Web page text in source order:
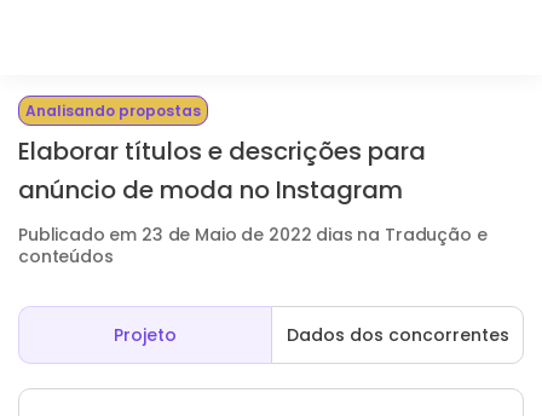
Analisando propostas
Elaborar títulos e descrições para
anúncio de moda no Instagram
Publicado em 23 de Maio de 2022 dias na Tradução e
conteúdos
Projeto Dados dos concorrentes